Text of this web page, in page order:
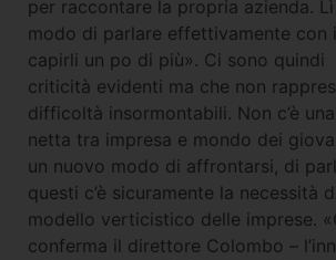
per raccontare la propria azienda.
modo di parlare effettivamente con
capirli un po di più». Ci sono quindi
criticità evidenti ma che non
difficoltà insormontabili. Non c’è
netta tra impresa e mondo dei
un nuovo modo di affrontarsi, di
questi c’è sicuramente la necessità
modello verticistico delle imprese.
conferma il direttore Colombo –